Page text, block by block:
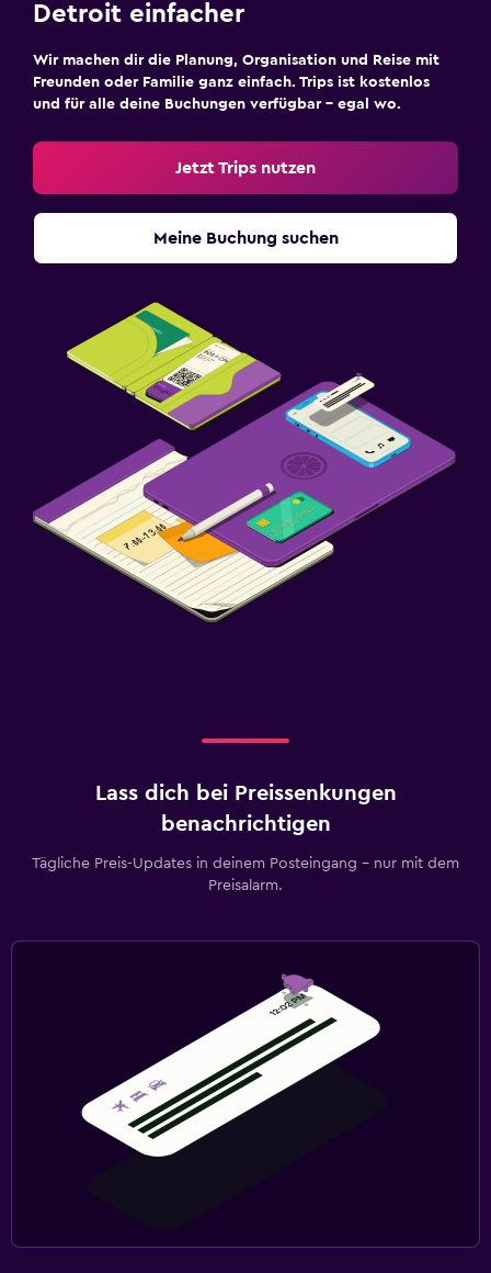
Detroit einfacher
Wir machen dir die Planung, Organisation und Reise mit
Freunden oder Familie ganz einfach. Trips ist kostenlos
und für alle deine Buchungen verfügbar – egal wo.
Jetzt Trips nutzen
Meine Buchung suchen
Lass dich bei Preissenkungen
benachrichtigen
Tägliche Preis-Updates in deinem Posteingang – nur mit dem
Preisalarm.